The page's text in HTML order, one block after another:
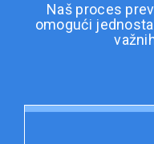
Naš proces
omogući